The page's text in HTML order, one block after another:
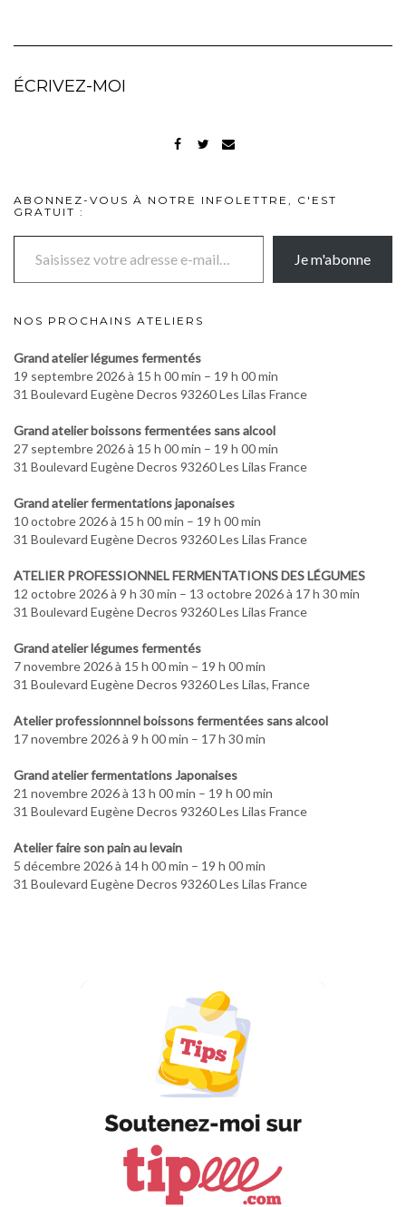
ÉCRIVEZ-MOI
ABONNEZ-VOUS À NOTRE INFOLETTRE, C'EST
GRATUIT :
Saisissez votre adresse e-mail…
Je m'abonne
NOS PROCHAINS ATELIERS
Grand atelier légumes fermentés
19 septembre 2026 à 15 h 00 min – 19 h 00 min
31 Boulevard Eugène Decros 93260 Les Lilas France
Grand atelier boissons fermentées sans alcool
27 septembre 2026 à 15 h 00 min – 19 h 00 min
31 Boulevard Eugène Decros 93260 Les Lilas France
Grand atelier fermentations japonaises
10 octobre 2026 à 15 h 00 min – 19 h 00 min
31 Boulevard Eugène Decros 93260 Les Lilas France
ATELIER PROFESSIONNEL FERMENTATIONS DES LÉGUMES
12 octobre 2026 à 9 h 30 min – 13 octobre 2026 à 17 h 30 min
31 Boulevard Eugène Decros 93260 Les Lilas France
Grand atelier légumes fermentés
7 novembre 2026 à 15 h 00 min – 19 h 00 min
31 Boulevard Eugène Decros 93260 Les Lilas, France
Atelier professionnnel boissons fermentées sans alcool
17 novembre 2026 à 9 h 00 min – 17 h 30 min
Grand atelier fermentations Japonaises
21 novembre 2026 à 13 h 00 min – 19 h 00 min
31 Boulevard Eugène Decros 93260 Les Lilas France
Atelier faire son pain au levain
5 décembre 2026 à 14 h 00 min – 19 h 00 min
31 Boulevard Eugène Decros 93260 Les Lilas France